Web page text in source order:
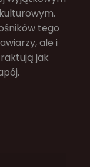
tego
ale i
jak